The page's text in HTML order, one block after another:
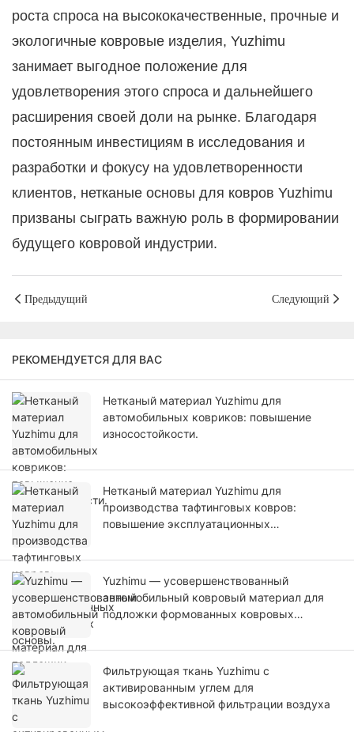
роста спроса на высококачественные, прочные и
экологичные ковровые изделия, Yuzhimu
занимает выгодное положение для
удовлетворения этого спроса и дальнейшего
расширения своей доли на рынке. Благодаря
постоянным инвестициям в исследования и
разработки и фокусу на удовлетворенности
клиентов, нетканые основы для ковров Yuzhimu
призваны сыграть важную роль в формировании
будущего ковровой индустрии.
Предыдущий Следующий
РЕКОМЕНДУЕТСЯ ДЛЯ ВАС
Нетканый материал Yuzhimu для
автомобильных ковриков: повышение
износостойкости.
Нетканый материал Yuzhimu для
производства тафтинговых ковров:
повышение эксплуатационных
Yuzhimu — усовершенствованный
автомобильный ковровый материал для
подложки формованных ковровых
Фильтрующая ткань Yuzhimu с
активированным углем для
высокоэффективной фильтрации воздуха